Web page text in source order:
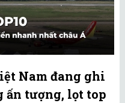
Nam đang ghi
ấn tượng, lọt top